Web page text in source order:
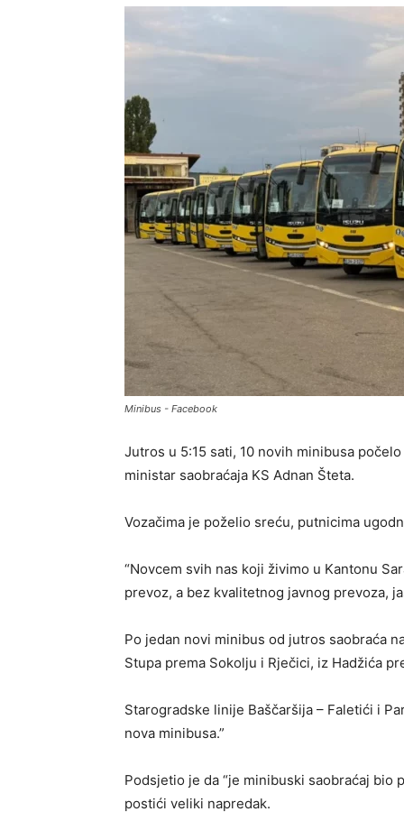
Minibus - Facebook
Jutros u 5:15 sati, 10 novih minibusa
ministar saobraćaja KS Adnan Šteta.
Vozačima je poželio sreću, putnicima
“Novcem svih nas koji živimo u Kantonu
prevoz, a bez kvalitetnog javnog prevoza,
Po jedan novi minibus od jutros saobraća
Stupa prema Sokolju i Rječici, iz Hadžića
Starogradske linije Baščaršija – Faletići i
nova minibusa.”
Podsjetio je da “je minibuski saobraćaj bio
postići veliki napredak.